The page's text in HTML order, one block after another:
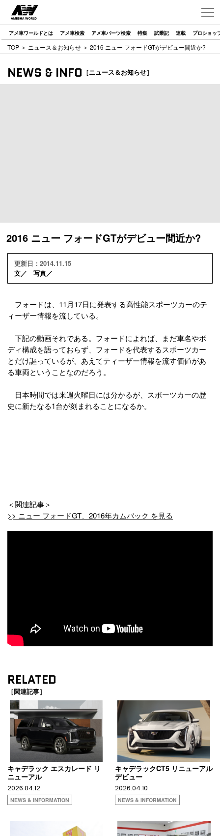
アメ車ワールドとは アメ車検索 アメ車パーツ検索 特集 試乗記 連載 プロショッ
TOP ＞ ニュース＆お知らせ ＞ 2016 ニュー フォードGTがデビュー間近か?
NEWS & INFO ［ニュース＆お知らせ］
2016 ニュー フォードGTがデビュー間近か?
更新日：2014.11.15
文／ 写真／
フォードは、11月17日に発表する高性能スポーツカーのテ
ィーザー情報を流している。
下記の動画それである。フォードによれば、まだ車名やボ
ディ構成を語っておらず、フォードを代表するスポーツカー
とだけ謳っているが、あえてティーザー情報を流す価値があ
る車両ということなのだろう。
日本時間では来週火曜日には分かるが、スポーツカーの歴
史に新たなる1台が刻まれることになるか。
＜関連記事＞
>> ニュー フォードGT、2016年カムバック を見る
RELATED
［関連記事］
キャデラック エスカレード リ
ニューアル
2026.04.12
NEWS & INFORMATION
キャデラックCT5 リニューアル
デビュー
2026.04.10
NEWS & INFORMATION